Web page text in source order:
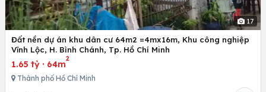
17
Đất nền dự án khu dân cư 64m2 =4mx16m, Khu công nghiệp
Vĩnh Lộc, H. Bình Chánh, Tp. Hồ Chí Minh
1.65 tỷ · 64m
2
Thành phố Hồ Chí Minh